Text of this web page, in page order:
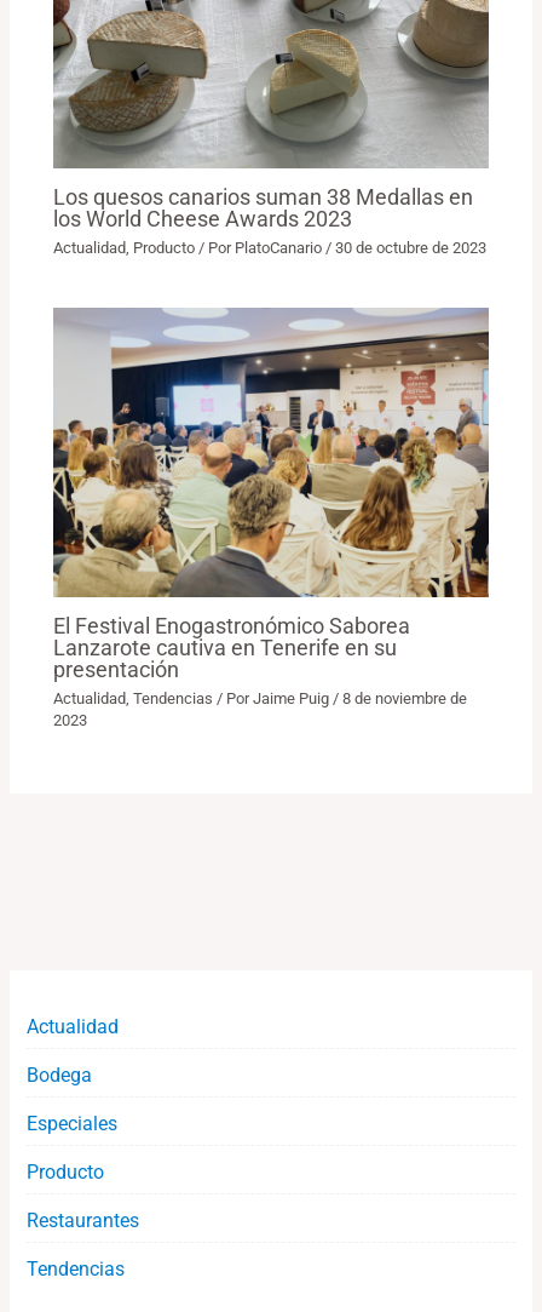
Los quesos canarios suman 38 Medallas en
los World Cheese Awards 2023
Actualidad Producto / Por PlatoCanario /30 de octubre de 2023
El Festival Enogastronómico Saborea
Lanzarote cautiva en Tenerife en su
presentación
Actualidad ,Tendencias / PorJaime Puig /8 de noviembre de
2023
Actualidad
Bodega
Especiales
Producto
Restaurantes
Tendencias